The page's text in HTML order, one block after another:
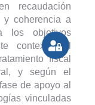
recaudación
y coherencia a
los objetivos
contexto, el
fiscal
y según el
de apoyo al
vinculadas